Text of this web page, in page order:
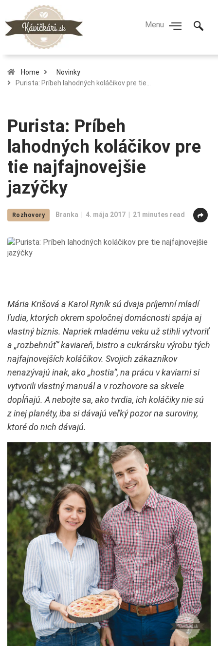
Home
Novinky
Purista: Príbeh lahodných koláčikov pre tie…
Purista: Príbeh
lahodných koláčikov pre
tie najfajnovejšie
jazýčky
Rozhovory Branka 4. mája 2017 21 minutes read
Mária Krišová a Karol Ryník sú dvaja príjemní mladí
ľudia, ktorých okrem spoločnej domácnosti spája aj
vlastný biznis. Napriek mladému veku už stihli vytvoriť
a „rozbehnúť“ kaviareň, bistro a cukrársku výrobu tých
najfajnovejších koláčikov. Svojich zákazníkov
nenazývajú inak, ako „hostia“, na prácu v kaviarni si
vytvorili vlastný manuál a v rozhovore sa skvele
dopĺňajú. A nebojte sa, ako tvrdia, ich koláčiky nie sú
z inej planéty, iba si dávajú veľký pozor na suroviny,
ktoré do nich dávajú.